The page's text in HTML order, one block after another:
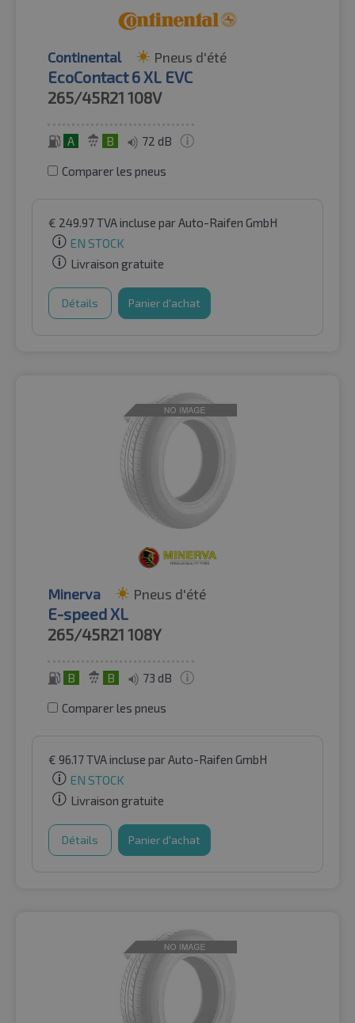
Continental Pneus d'été
EcoContact 6 XL EVC
265/45R21 108V
A B 72 dB
Comparer les pneus
€ 249.97TVA incluse par Auto-Raifen GmbH
EN STOCK
Livraison gratuite
Détails Panier d'achat
Minerva Pneus d'été
E-speed XL
265/45R21 108Y
B B 73 dB
Comparer les pneus
€ 96.17TVA incluse par Auto-Raifen GmbH
EN STOCK
Livraison gratuite
Détails Panier d'achat